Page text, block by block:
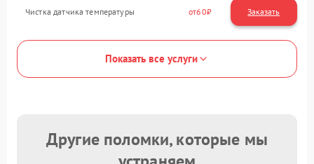
Чистка датчика температуры 60
Показать все услуги
Другие поломки, которые мы